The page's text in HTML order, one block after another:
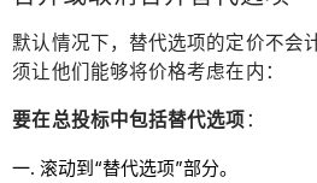
默认情况下，替代选项的定价不会
须让他们能够将价格考虑在内：
要在总投标中包括替代选项：
滚动到“替代选项”部分。